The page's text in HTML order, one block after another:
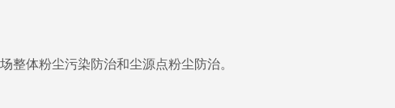
体粉尘污染防治和尘源点粉尘防治。